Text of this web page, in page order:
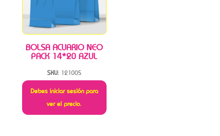
BOLSA ACUARIO NEO
PACK 14*20 AZUL
SKU: 121005
Debes iniciar sesión para
ver el precio.